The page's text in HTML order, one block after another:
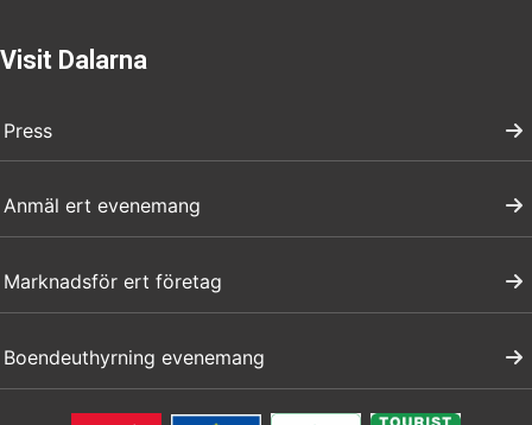
Visit Dalarna
Press
Anmäl ert evenemang
Marknadsför ert företag
Boendeuthyrning evenemang